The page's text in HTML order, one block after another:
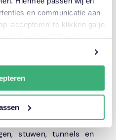
en communicatie aan
‘accepteren’ te klikken ga je
voorkeuren altijd weer
een ruime ervaring
van
Denk hierbij aan
stuwen, tunnels en